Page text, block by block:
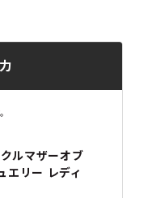
ルマザーオブ
エリー レディ